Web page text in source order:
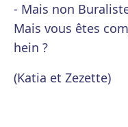
- Mais non
Mais vous êtes
hein ?
(Katia et Zezette)